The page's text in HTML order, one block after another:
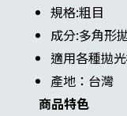
規格:粗目
成分:多角形
適用各種拋
產地：台灣
商品特色